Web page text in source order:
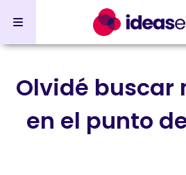
Olvidé buscar
en el punto